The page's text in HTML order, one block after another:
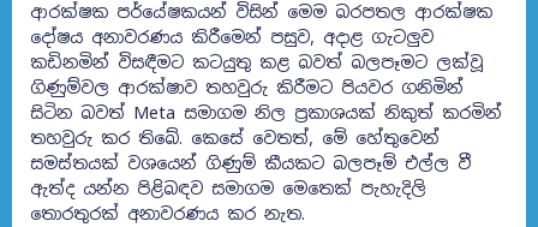
ආරක්ෂක පර්යේෂකයන් විසින් මෙම බරපතල ආරක්ෂක
දෝෂය අනාවරණය කිරීමෙන් පසුව, අදාළ ගැටලුව
කඩිනමින් විසඳීමට කටයුතු කළ බවත් බලපෑමට ලක්වූ
ගිණුම්වල ආරක්ෂාව තහවුරු කිරීමට පියවර ගනිමින්
සිටින බවත් Meta සමාගම නිල ප්‍රකාශයක් නිකුත් කරමින්
තහවුරු කර තිබේ. කෙසේ වෙතත්, මේ හේතුවෙන්
සමස්තයක් වශයෙන් ගිණුම් කීයකට බලපෑම් එල්ල වී
ඇත්ද යන්න පිළිබඳව සමාගම මෙතෙක් පැහැදිලි
තොරතුරක් අනාවරණය කර නැත.